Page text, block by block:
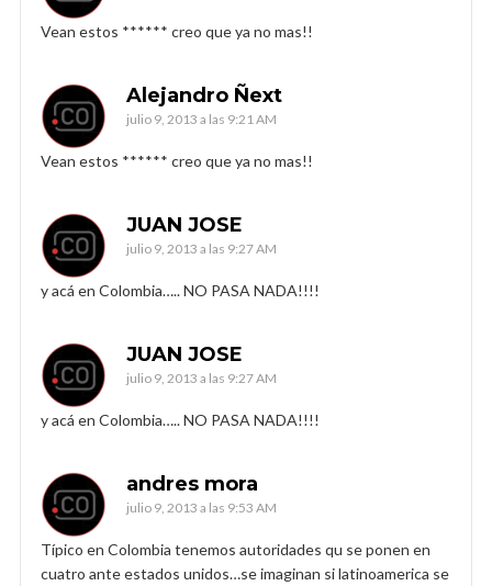
Vean estos ****** creo que ya no mas!!
Alejandro Ñext
julio 9, 2013 a las 9:21 AM
Vean estos ****** creo que ya no mas!!
JUAN JOSE
julio 9, 2013 a las 9:27 AM
y acá en Colombia….. NO PASA NADA!!!!
JUAN JOSE
julio 9, 2013 a las 9:27 AM
y acá en Colombia….. NO PASA NADA!!!!
andres mora
julio 9, 2013 a las 9:53 AM
Típico en Colombia tenemos autoridades qu se ponen en
cuatro ante estados unidos…se imaginan si latinoamerica se